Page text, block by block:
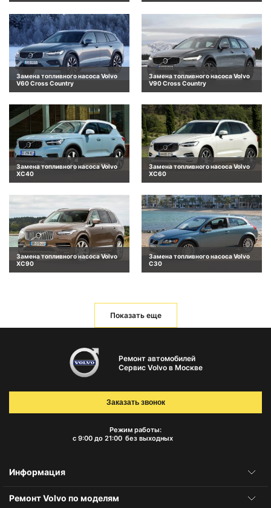
Замена топливного насоса Volvo
V60 Cross Country
Замена топливного насоса Volvo
V90 Cross Country
Замена топливного насоса Volvo
XC40
Замена топливного насоса Volvo
XC60
Замена топливного насоса Volvo
XC90
Замена топливного насоса Volvo
C30
Показать еще
Ремонт автомобилей
Сервис Volvo в Москве
Режим работы:
с 9:00 до 21:00 без выходных
Заказать звонок
Информация
Ремонт Volvo по моделям